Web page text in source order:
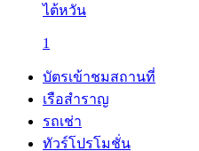
ไต้หวัน
1
บัตรเข้าชมสถานที่
เรือสำราญ
รถเช่า
ทัวร์โปรโมชั่น